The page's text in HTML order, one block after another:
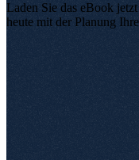
Laden Sie das eBook
heute mit der Planung